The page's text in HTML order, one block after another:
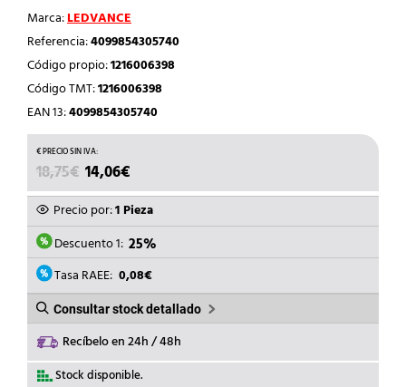
Marca:LEDVANCE
Referencia:4099854305740
Código propio:1216006398
Código TMT:1216006398
EAN 13:4099854305740
18,75€ EL
PRECIO
ORIGINAL
ERA:
18,75€.
14,06€
PRECIO
ACTUAL
ES:
14,06€.
Precio por:1 Pieza
Descuento 1: 25%
Tasa RAEE: 0,08€
Consultar stock detallado
Recíbelo en 24h / 48h
Stock disponible.